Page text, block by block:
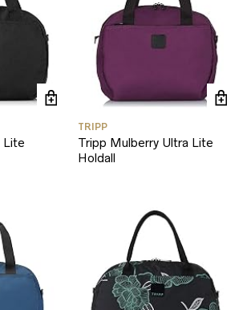
Lite
TRIPP
Tripp Mulberry Ultra Lite
Holdall